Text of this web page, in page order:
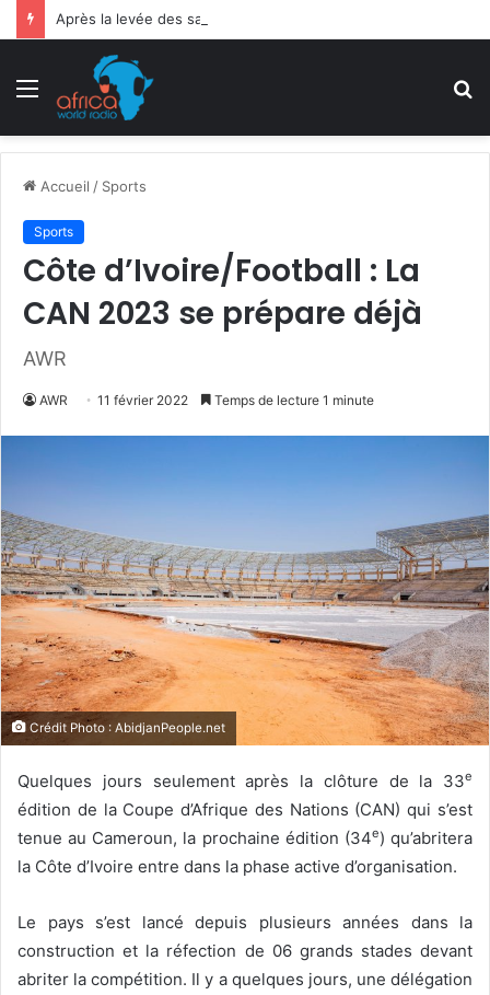
Menu
Accueil / Sports
Sports
Côte d’Ivoire/Football : La
CAN 2023 se prépare déjà
AWR
AWR 11 février 2022 Temps de lecture 1 minute
Crédit Photo : AbidjanPeople.net
Quelques jours seulement après la clôture de la 33e
édition de la Coupe d’Afrique des Nations (CAN) qui s’est
tenue au Cameroun, la prochaine édition (34e) qu’abritera
la Côte d’Ivoire entre dans la phase active d’organisation.
Le pays s’est lancé depuis plusieurs années dans la
construction et la réfection de 06 grands stades devant
abriter la compétition. Il y a quelques jours, une délégation